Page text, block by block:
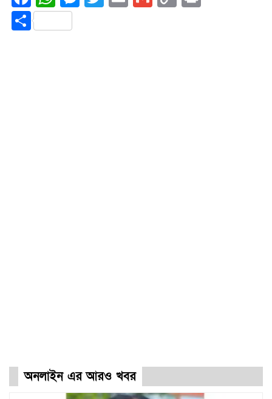
Share
অনলাইন এর আরও খবর